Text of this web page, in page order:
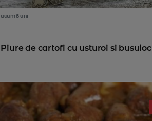
acum 8 ani
Piure de cartofi cu usturoi si busuioc